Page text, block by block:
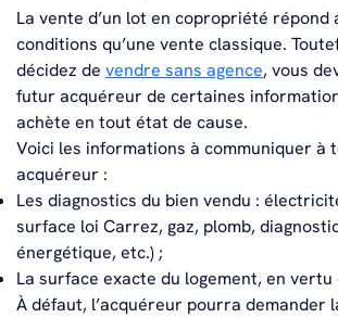
La vente d’un lot en copropriété répond
conditions qu’une vente classique.
décidez de vendre sans agence, vous
futur acquéreur de certaines
achète en tout état de cause.
Voici les informations à communiquer à
acquéreur :
Les diagnostics du bien vendu :
surface loi Carrez, gaz, plomb,
énergétique, etc.) ;
La surface exacte du logement, en
À défaut, l’acquéreur pourra demander